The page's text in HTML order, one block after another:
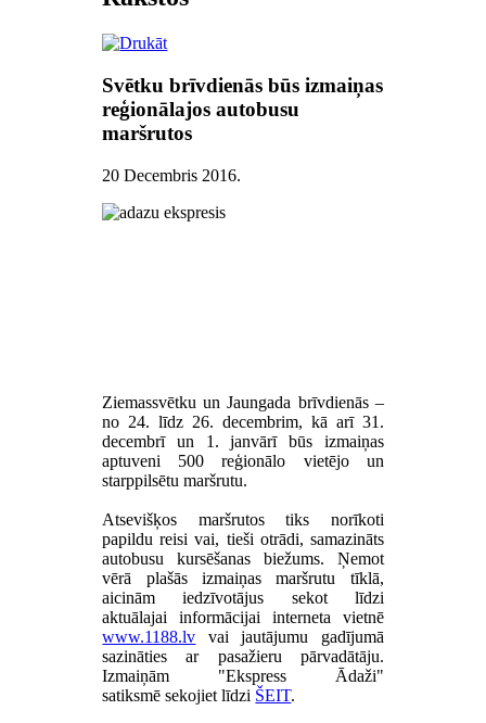
Svētku brīvdienās būs izmaiņas
reģionālajos autobusu
maršrutos
20 Decembris 2016.
Ziemassvētku un Jaungada brīvdienās –
no 24. līdz 26. decembrim, kā arī 31.
decembrī un 1. janvārī būs izmaiņas
aptuveni 500 reģionālo vietējo un
starppilsētu maršrutu.
Atsevišķos maršrutos tiks norīkoti
papildu reisi vai, tieši otrādi, samazināts
autobusu kursēšanas biežums. Ņemot
vērā plašās izmaiņas maršrutu tīklā,
aicinām iedzīvotājus sekot līdzi
aktuālajai informācijai interneta vietnē
www.1188.lv vai jautājumu gadījumā
sazināties ar pasažieru pārvadātāju.
Izmaiņām "Ekspress Ādaži"
satiksmē sekojiet līdzi ŠEIT.